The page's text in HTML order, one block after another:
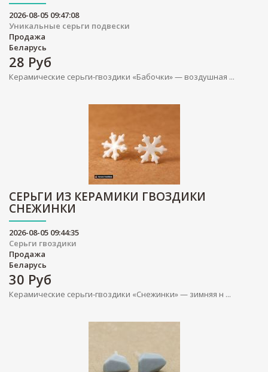
2026-08-05 09:47:08
Уникальные серьги подвески
Продажа
Беларусь
28 Руб
Керамические серьги-гвоздики «Бабочки» — воздушная ...
СЕРЬГИ ИЗ КЕРАМИКИ ГВОЗДИКИ
СНЕЖИНКИ
2026-08-05 09:44:35
Серьги гвоздики
Продажа
Беларусь
30 Руб
Керамические серьги-гвоздики «Снежинки» — зимняя н ...